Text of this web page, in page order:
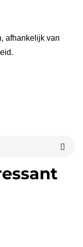
afhankelijk van